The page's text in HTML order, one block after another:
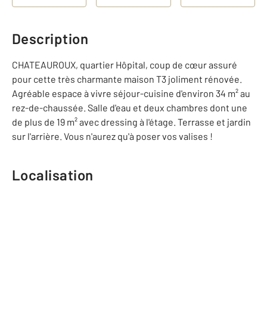
Description
CHATEAUROUX, quartier Hôpital, coup de cœur assuré
pour cette très charmante maison T3 joliment rénovée.
Agréable espace à vivre séjour-cuisine d'environ 34 m² au
rez-de-chaussée. Salle d'eau et deux chambres dont une
de plus de 19 m² avec dressing à l'étage. Terrasse et jardin
sur l'arrière. Vous n'aurez qu'à poser vos valises !
Localisation